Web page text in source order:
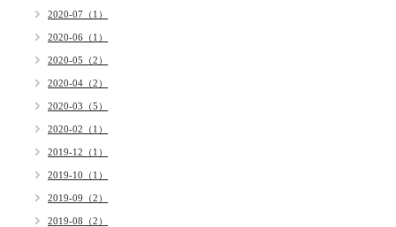
2020-07（1）
2020-06（1）
2020-05（2）
2020-04（2）
2020-03（5）
2020-02（1）
2019-12（1）
2019-10（1）
2019-09（2）
2019-08（2）